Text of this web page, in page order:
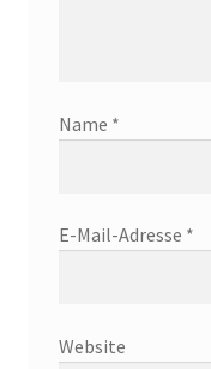
Name *
E-Mail-Adresse *
Website